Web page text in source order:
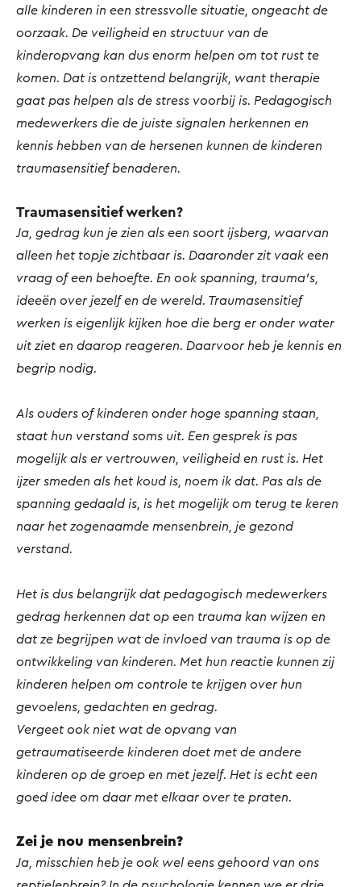
alle kinderen in een stressvolle situatie, ongeacht de
oorzaak. De veiligheid en structuur van de
kinderopvang kan dus enorm helpen om tot rust te
komen. Dat is ontzettend belangrijk, want therapie
gaat pas helpen als de stress voorbij is. Pedagogisch
medewerkers die de juiste signalen herkennen en
kennis hebben van de hersenen kunnen de kinderen
traumasensitief benaderen.
Traumasensitief werken?
Ja, gedrag kun je zien als een soort ijsberg, waarvan
alleen het topje zichtbaar is. Daaronder zit vaak een
vraag of een behoefte. En ook spanning, trauma’s,
ideeën over jezelf en de wereld. Traumasensitief
werken is eigenlijk kijken hoe die berg er onder water
uit ziet en daarop reageren. Daarvoor heb je kennis en
begrip nodig.
Als ouders of kinderen onder hoge spanning staan,
staat hun verstand soms uit. Een gesprek is pas
mogelijk als er vertrouwen, veiligheid en rust is. Het
ijzer smeden als het koud is, noem ik dat. Pas als de
spanning gedaald is, is het mogelijk om terug te keren
naar het zogenaamde mensenbrein, je gezond
verstand.
Het is dus belangrijk dat pedagogisch medewerkers
gedrag herkennen dat op een trauma kan wijzen en
dat ze begrijpen wat de invloed van trauma is op de
ontwikkeling van kinderen. Met hun reactie kunnen zij
kinderen helpen om controle te krijgen over hun
gevoelens, gedachten en gedrag.
Vergeet ook niet wat de opvang van
getraumatiseerde kinderen doet met de andere
kinderen op de groep en met jezelf. Het is echt een
goed idee om daar met elkaar over te praten.
Zei je nou mensenbrein?
Ja, misschien heb je ook wel eens gehoord van ons